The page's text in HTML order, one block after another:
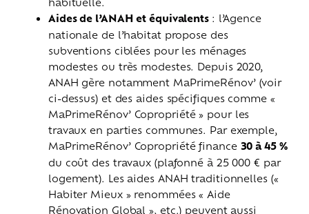
Aides de l’ANAH et équivalents : l’Agence
nationale de l’habitat propose des
subventions ciblées pour les ménages
modestes ou très modestes. Depuis 2020,
ANAH gère notamment MaPrimeRénov’ (voir
ci-dessus) et des aides spécifiques comme «
MaPrimeRénov’ Copropriété » pour les
travaux en parties communes. Par exemple,
MaPrimeRénov’ Copropriété finance 30 à 45 %
du coût des travaux (plafonné à 25 000 € par
logement). Les aides ANAH traditionnelles («
Habiter Mieux » renommées « Aide
Rénovation Global », etc.) peuvent aussi